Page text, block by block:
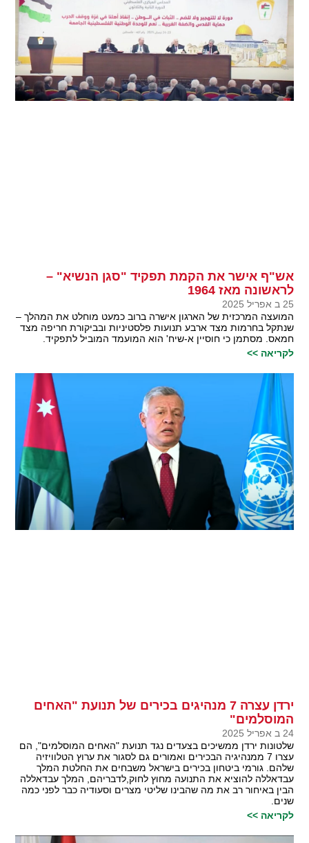
אש"ף אישר את הקמת תפקיד "סגן הנשיא" –
לראשונה מאז 1964
25 ב אפריל 2025
המועצה המרכזית של הארגון אישרה ברוב כמעט מוחלט את המהלך –
שנתקל בחרמות מצד ארבע תנועות פלסטיניות ובביקורת חריפה מצד
חמאס. מסתמן כי חוסיין א-שיח' הוא המועמד המוביל לתפקיד.
לקריאה >>
ירדן עצרה 7 מנהיגים בכירים של תנועת "האחים
המוסלמים"
24 ב אפריל 2025
שלטונות ירדן ממשיכים בצעדים נגד תנועת "האחים המוסלמים", הם
עצרו 7 ממנהיגיה הבכירים ואמורים גם לסגור את ערוץ הטלוויזיה
שלהם. גורמי ביטחון בכירים בישראל משבחים את החלטת המלך
עבדאללה להוציא את התנועה מחוץ לחוק,לדבריהם, המלך עבדאללה
הבין באיחור רב את מה שהבינו שליטי מצרים וסעודיה כבר לפני כמה
שנים.
לקריאה >>